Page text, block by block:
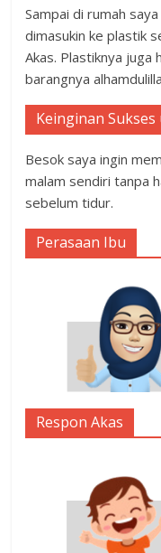
Sampai di rumah
dimasukin ke plastik
Akas. Plastiknya juga
barangnya
Keinginan
Besok saya ingin
malam sendiri tanpa
sebelum tidur.
Perasaan Ibu
Respon Akas